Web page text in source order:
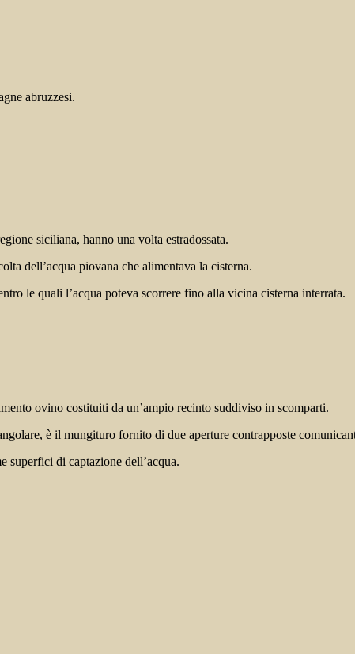
abruzzesi.
siciliana, hanno una volta estradossata.
dell’acqua piovana che alimentava la cisterna.
le quali l’acqua poteva scorrere fino alla vicina cisterna interrata.
ovino costituiti da un’ampio recinto suddiviso in scomparti.
è il mungituro fornito di due aperture contrapposte
superfici di captazione dell’acqua.